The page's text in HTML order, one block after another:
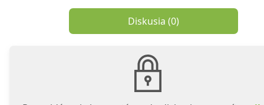
Diskusia (0)